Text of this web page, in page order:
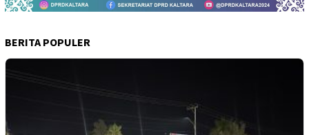
BERITA POPULER